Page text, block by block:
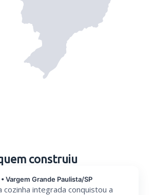
construiu
Vargem Grande Paulista/SP
cozinha integrada conquistou a